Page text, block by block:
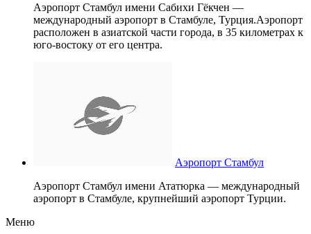
Аэропорт Стамбул имени Сабихи Гёкчен —
международный аэропорт в Стамбуле, Турция.Аэропорт
расположен в азиатской части города, в 35 километрах к
юго-востоку от его центра.
Аэропорт Стамбул
Аэропорт Стамбул имени Ататюрка — международный
аэропорт в Стамбулe, крупнейший аэропорт Турции.
Меню